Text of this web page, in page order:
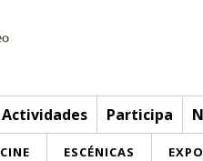
Actividades Participa
CINE ESCÉNICAS